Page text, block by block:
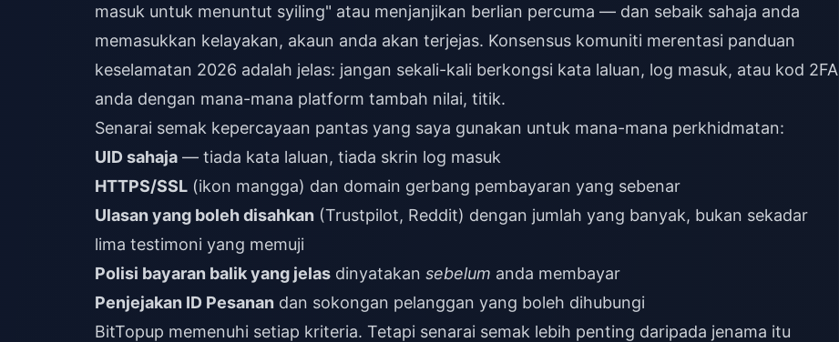
masuk untuk menuntut syiling" atau menjanjikan berlian percuma — dan sebaik sahaja anda
memasukkan kelayakan, akaun anda akan terjejas. Konsensus komuniti merentasi panduan
keselamatan 2026 adalah jelas: jangan sekali-kali berkongsi kata laluan, log masuk, atau kod 2FA
anda dengan mana-mana platform tambah nilai, titik.
Senarai semak kepercayaan pantas yang saya gunakan untuk mana-mana perkhidmatan:
UID sahaja — tiada kata laluan, tiada skrin log masuk
HTTPS/SSL (ikon mangga) dan domain gerbang pembayaran yang sebenar
Ulasan yang boleh disahkan (Trustpilot, Reddit) dengan jumlah yang banyak, bukan sekadar
lima testimoni yang memuji
Polisi bayaran balik yang jelas dinyatakan sebelum anda membayar
Penjejakan ID Pesanan dan sokongan pelanggan yang boleh dihubungi
BitTopup memenuhi setiap kriteria. Tetapi senarai semak lebih penting daripada jenama itu